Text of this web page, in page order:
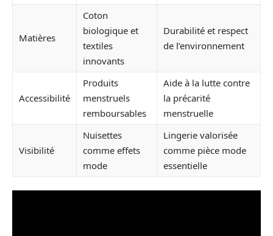
Matières
Coton
biologique et
textiles
innovants
Durabilité et respect
de l’environnement
Accessibilité
Produits
menstruels
remboursables
Aide à la lutte contre
la précarité
menstruelle
Visibilité
Nuisettes
comme effets
mode
Lingerie valorisée
comme pièce mode
essentielle